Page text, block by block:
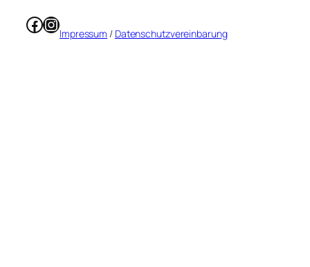
Facebook
Instagram
Impressum / Datenschutzvereinbarung